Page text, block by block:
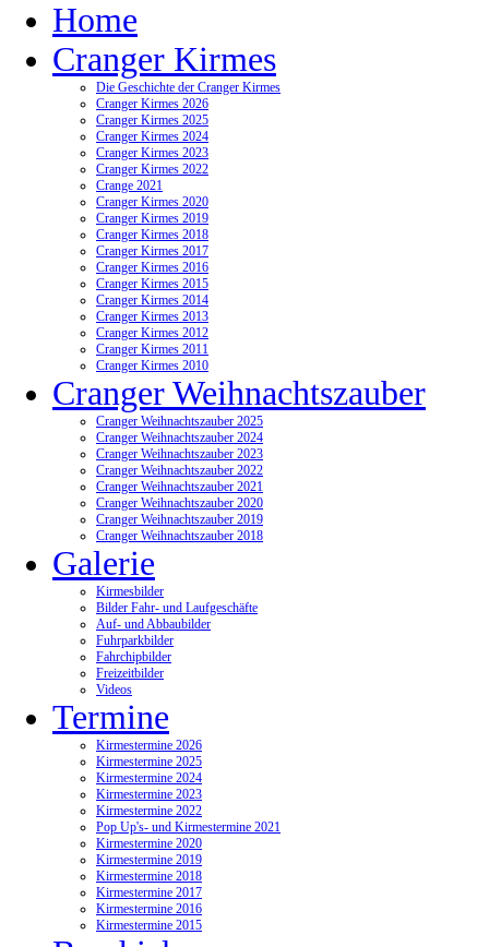
Home
Cranger Kirmes
Die Geschichte der Cranger Kirmes
Cranger Kirmes 2026
Cranger Kirmes 2025
Cranger Kirmes 2024
Cranger Kirmes 2023
Cranger Kirmes 2022
Crange 2021
Cranger Kirmes 2020
Cranger Kirmes 2019
Cranger Kirmes 2018
Cranger Kirmes 2017
Cranger Kirmes 2016
Cranger Kirmes 2015
Cranger Kirmes 2014
Cranger Kirmes 2013
Cranger Kirmes 2012
Cranger Kirmes 2011
Cranger Kirmes 2010
Cranger Weihnachtszauber
Cranger Weihnachtszauber 2025
Cranger Weihnachtszauber 2024
Cranger Weihnachtszauber 2023
Cranger Weihnachtszauber 2022
Cranger Weihnachtszauber 2021
Cranger Weihnachtszauber 2020
Cranger Weihnachtszauber 2019
Cranger Weihnachtszauber 2018
Galerie
Kirmesbilder
Bilder Fahr- und Laufgeschäfte
Auf- und Abbaubilder
Fuhrparkbilder
Fahrchipbilder
Freizeitbilder
Videos
Termine
Kirmestermine 2026
Kirmestermine 2025
Kirmestermine 2024
Kirmestermine 2023
Kirmestermine 2022
Pop Up's- und Kirmestermine 2021
Kirmestermine 2020
Kirmestermine 2019
Kirmestermine 2018
Kirmestermine 2017
Kirmestermine 2016
Kirmestermine 2015